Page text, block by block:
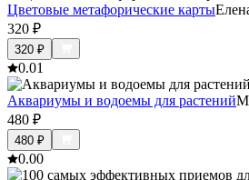
Цветовые метафорические карты
320 ₽
320 ₽
0.01
Аквариумы и водоемы для растений
480 ₽
480 ₽
0.00